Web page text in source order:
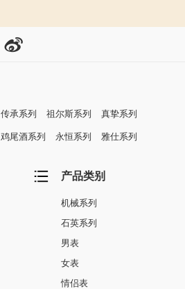
传承系列 祖尔斯系列 真挚系列
鸡尾酒系列 永恒系列 雅仕系列
产品类别
机械系列
石英系列
男表
女表
情侣表